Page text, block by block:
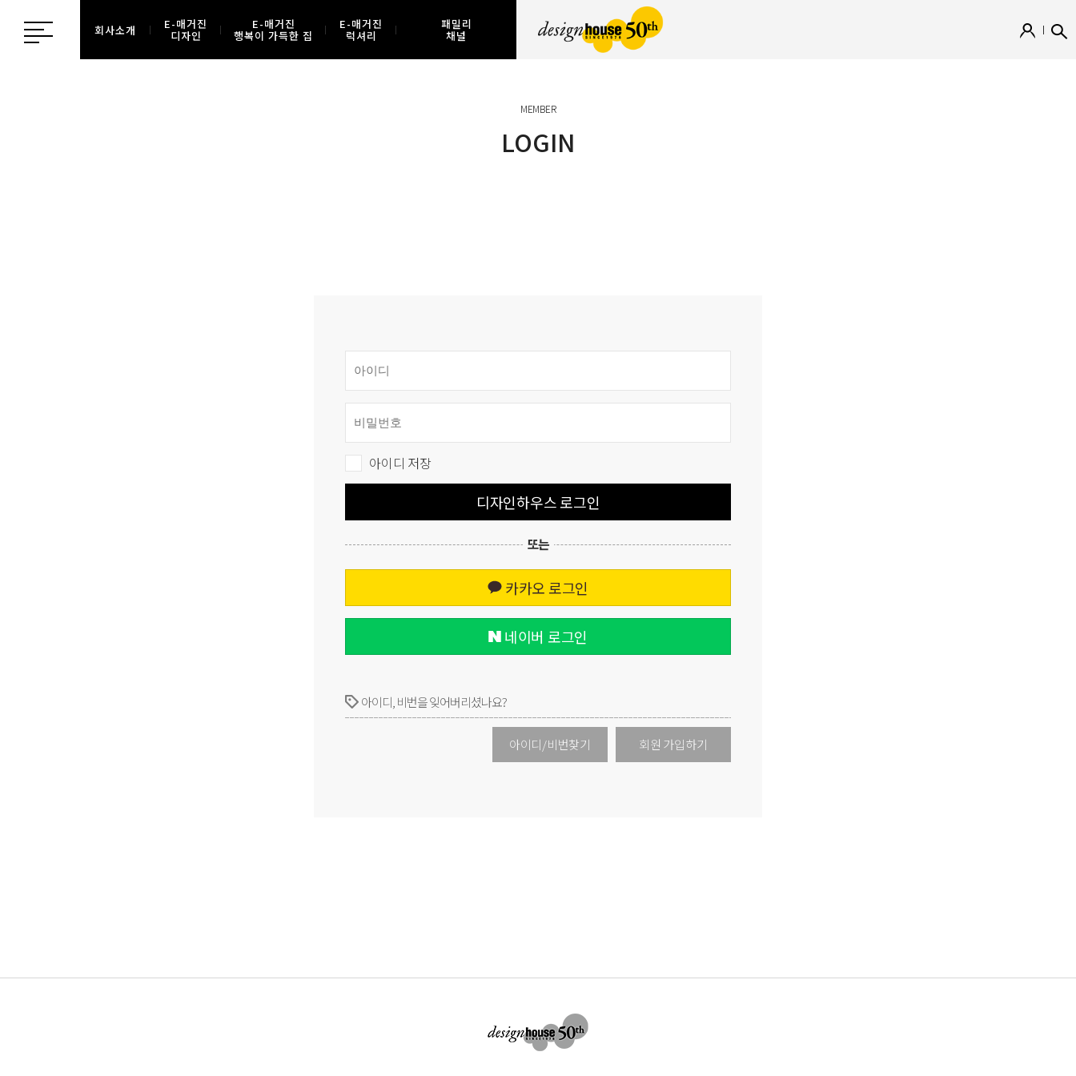
회사소개 E-매거진
디자인
E-매거진
행복이 가득한 집
E-매거진
럭셔리
패밀리
채널
MEMBER
LOGIN
아이디 저장
디자인하우스 로그인
또는
카카오 로그인
네이버 로그인
아이디, 비번을 잊어버리셨나요?
회원 가입하기
아이디/비번찾기